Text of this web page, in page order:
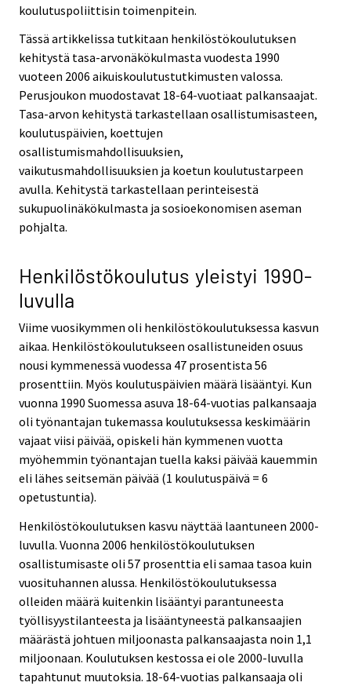
koulutuspoliittisin toimenpitein.
Tässä artikkelissa tutkitaan henkilöstökoulutuksen
kehitystä tasa-arvonäkökulmasta vuodesta 1990
vuoteen 2006 aikuiskoulutustutkimusten valossa.
Perusjoukon muodostavat 18-64-vuotiaat palkansaajat.
Tasa-arvon kehitystä tarkastellaan osallistumisasteen,
koulutuspäivien, koettujen
osallistumismahdollisuuksien,
vaikutusmahdollisuuksien ja koetun koulutustarpeen
avulla. Kehitystä tarkastellaan perinteisestä
sukupuolinäkökulmasta ja sosioekonomisen aseman
pohjalta.
Henkilöstökoulutus yleistyi 1990-
luvulla
Viime vuosikymmen oli henkilöstökoulutuksessa kasvun
aikaa. Henkilöstökoulutukseen osallistuneiden osuus
nousi kymmenessä vuodessa 47 prosentista 56
prosenttiin. Myös koulutuspäivien määrä lisääntyi. Kun
vuonna 1990 Suomessa asuva 18-64-vuotias palkansaaja
oli työnantajan tukemassa koulutuksessa keskimäärin
vajaat viisi päivää, opiskeli hän kymmenen vuotta
myöhemmin työnantajan tuella kaksi päivää kauemmin
eli lähes seitsemän päivää (1 koulutuspäivä = 6
opetustuntia).
Henkilöstökoulutuksen kasvu näyttää laantuneen 2000-
luvulla. Vuonna 2006 henkilöstökoulutuksen
osallistumisaste oli 57 prosenttia eli samaa tasoa kuin
vuosituhannen alussa. Henkilöstökoulutuksessa
olleiden määrä kuitenkin lisääntyi parantuneesta
työllisyystilanteesta ja lisääntyneestä palkansaajien
määrästä johtuen miljoonasta palkansaajasta noin 1,1
miljoonaan. Koulutuksen kestossa ei ole 2000-luvulla
tapahtunut muutoksia. 18-64-vuotias palkansaaja oli